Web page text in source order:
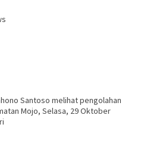
Santoso melihat pengolahan
Mojo, Selasa, 29 Oktober